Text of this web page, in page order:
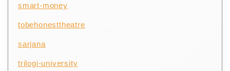
smart-money
tobehonesttheatre
sarjana
trilogi-university